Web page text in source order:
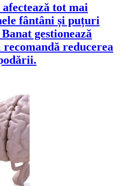
tot mai
fântâni și puțuri
gestionează
recomandă reducerea